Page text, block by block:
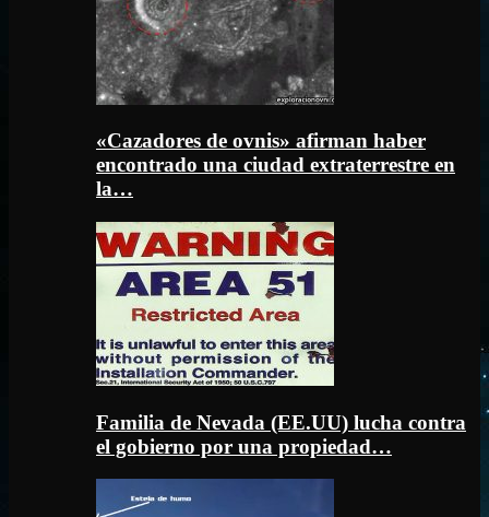
«Cazadores de ovnis» afirman haber
encontrado una ciudad extraterrestre en
la…
Familia de Nevada (EE.UU) lucha contra
el gobierno por una propiedad…